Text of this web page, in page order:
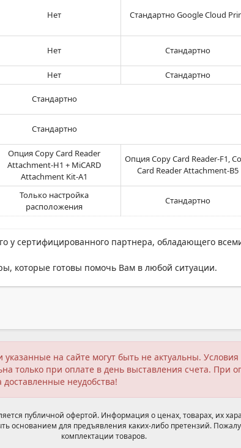
Нет Стандартно Google Cloud
Нет Стандартно
Нет
Стандартно
Стандартно
Стандартно
Опция Copy Card Reader
Attachment-H1 + MiCARD
Attachment Kit-A1
Опция Copy Card Reader-F1,
Card Reader Attachment-B5
Только настройка
расположения
Стандартно
у сертифицированного партнера, обладающего
которые готовы помочь Вам в любой ситуации.
на сайте могут быть не актуальны.
только при оплате в день выставления счета.
неудобства!
публичной офертой. Информация о ценах, товарах, их
основанием для предъявления каких-либо претензий.
комплектации товаров.